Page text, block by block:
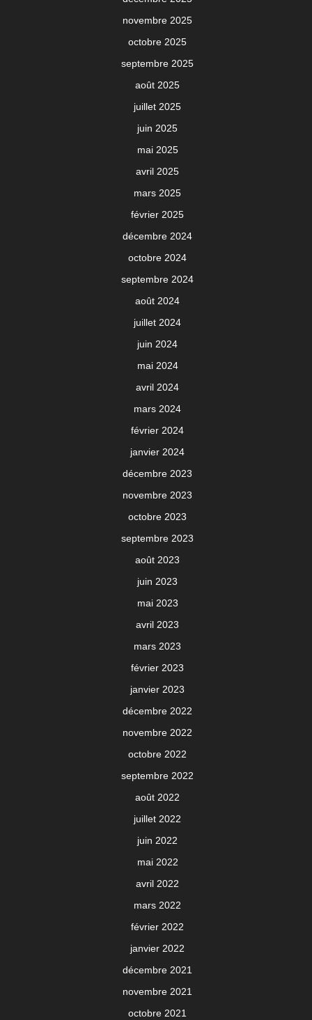
novembre 2025
octobre 2025
septembre 2025
août 2025
juillet 2025
juin 2025
mai 2025
avril 2025
mars 2025
février 2025
décembre 2024
octobre 2024
septembre 2024
août 2024
juillet 2024
juin 2024
mai 2024
avril 2024
mars 2024
février 2024
janvier 2024
décembre 2023
novembre 2023
octobre 2023
septembre 2023
août 2023
juin 2023
mai 2023
avril 2023
mars 2023
février 2023
janvier 2023
décembre 2022
novembre 2022
octobre 2022
septembre 2022
août 2022
juillet 2022
juin 2022
mai 2022
avril 2022
mars 2022
février 2022
janvier 2022
décembre 2021
novembre 2021
octobre 2021